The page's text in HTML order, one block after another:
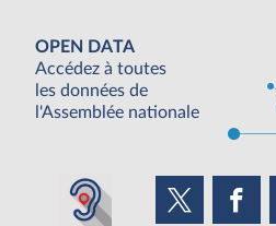
OPEN DATA
Accédez à toutes
les données de
l'Assemblée nationale